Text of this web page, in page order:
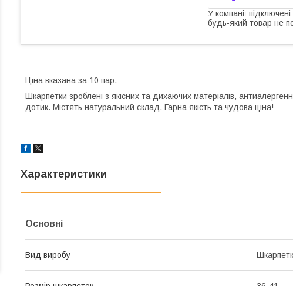
У компанії
будь-який товар не
Ціна вказана за 10 пар.
Шкарпетки зроблені з якісних та дихаючих матеріалів,
дотик. Містять натуральний склад. Гарна якість та чудова ціна!
Характеристики
Основні
Вид виробу